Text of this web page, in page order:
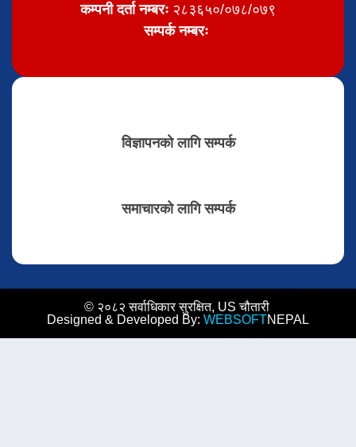
कम्पनी दर्ता नम्बरः २८३६५०/०७८/०७९
सम्पर्क नम्बरः
विज्ञापनको लागि सम्पर्क
समाचारको लागि सम्पर्क
© २०८२ सर्वाधिकार सुरक्षित, US चौतारी
Designed & Developed By: WEBSOFTNEPAL